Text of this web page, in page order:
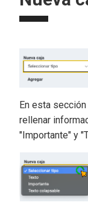
En esta
rellenar
"Importante" y